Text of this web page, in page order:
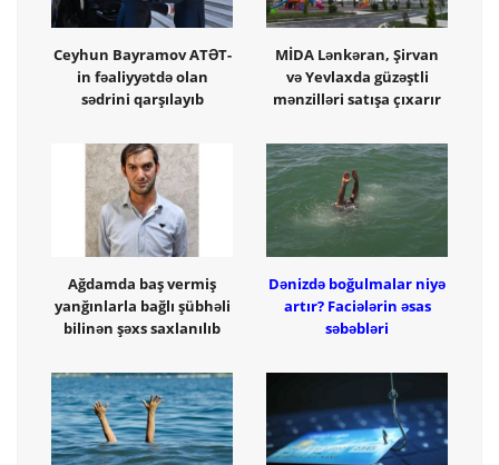
Ceyhun Bayramov ATƏT-
in fəaliyyətdə olan
sədrini qarşılayıb
MİDA Lənkəran, Şirvan
və Yevlaxda güzəştli
mənzilləri satışa çıxarır
Ağdamda baş vermiş
yanğınlarla bağlı şübhəli
bilinən şəxs saxlanılıb
Dənizdə boğulmalar niyə
artır? Faciələrin əsas
səbəbləri